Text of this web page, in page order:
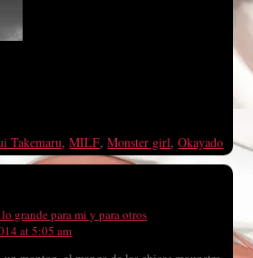
Takemaru,MILF,Monster girl,Okayado
grande para mi y para otros
at 5:05 am